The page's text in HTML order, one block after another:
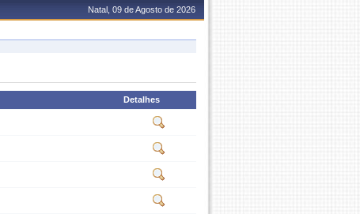
Natal, 09 de Agosto de 2026
Detalhes